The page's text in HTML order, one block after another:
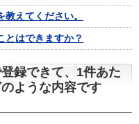
えてください。
とはできますか？
録できて、1件あた
ような内容です